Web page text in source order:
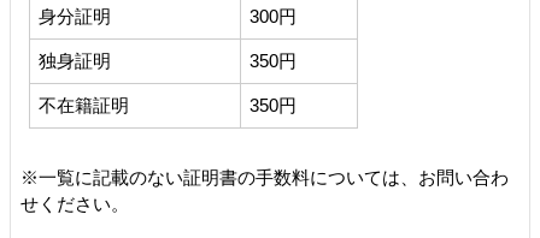
身分証明 300円
独身証明 350円
不在籍証明 350円
※一覧に記載のない証明書の手数料については、お問い合わ
せください。